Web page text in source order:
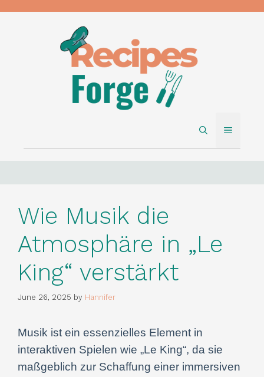
MENU
Wie Musik die
Atmosphäre in „Le
King“ verstärkt
June 26, 2025 by Hannifer
Musik ist ein essenzielles Element in
interaktiven Spielen wie „Le King“, da sie
maßgeblich zur Schaffung einer immersiven